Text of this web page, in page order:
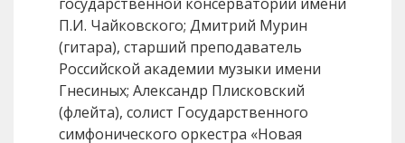
П.И. Чайковского; Дмитрий Мурин
(гитара), старший преподаватель
Российской академии музыки имени
Гнесиных; Александр Плисковский
(флейта), солист Государственного
симфонического оркестра «Новая